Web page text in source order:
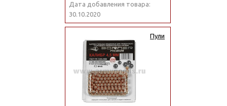
Дата добавления товара:
30.10.2020
Пули